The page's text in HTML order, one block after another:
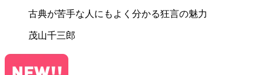
古典が苦手な人にもよく分かる狂言の魅力
茂山千三郎